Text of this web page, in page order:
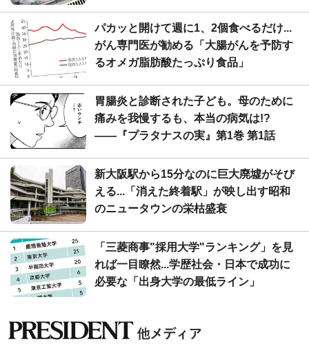
パカッと開けて週に1、2個食べるだけ...
がん専門医が勧める「大腸がんを予防す
るオメガ脂肪酸たっぷり食品」
胃腸炎と診断された子ども。母のために
痛みを我慢するも、本当の病気は!?
――『プラタナスの実』第1巻 第1話
新大阪駅から15分なのに巨大廃墟がそび
える...「消えた終着駅」が映し出す昭和
のニュータウンの栄枯盛衰
「三菱商事"採用大学"ランキング」を見
れば一目瞭然...学歴社会・日本で成功に
必要な「出身大学の最低ライン」